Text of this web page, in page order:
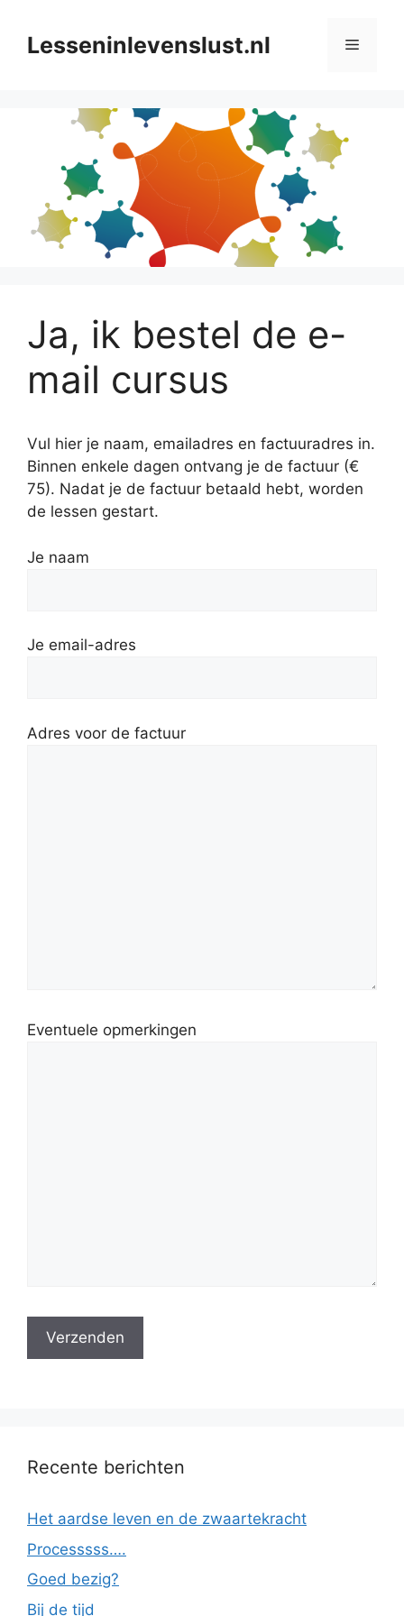
naarLesseninlevenslust.nl Menu
Ja, ik bestel de e-
mail cursus
Vul hier je naam, emailadres en factuuradres in.
Binnen enkele dagen ontvang je de factuur (€
75). Nadat je de factuur betaald hebt, worden
de lessen gestart.
Je naam
Je email-adres
Adres voor de factuur
Eventuele opmerkingen
Recente berichten
Het aardse leven en de zwaartekracht
Processsss….
Goed bezig?
Bij de tijd